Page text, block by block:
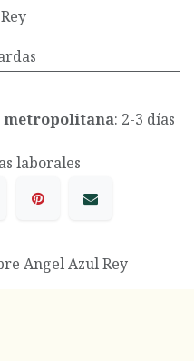
metropolitana: 2-3 días
laborales
Angel Azul Rey